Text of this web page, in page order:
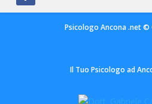
Psicologo Ancona .net ©
Il Tuo Psicologo ad